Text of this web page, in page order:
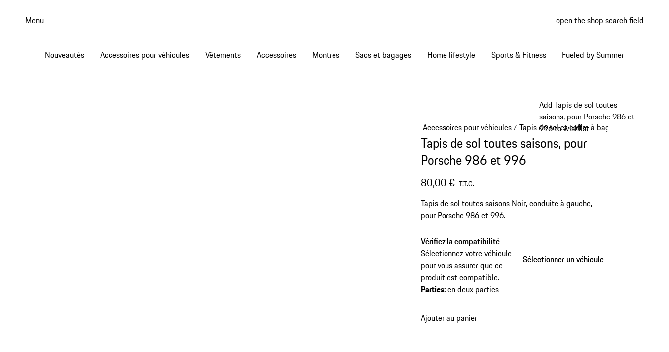
Menu open the shop search field
Nouveautés Accessoires pour véhicules Vêtements Accessoires Montres Sacs et bagages Home lifestyle Sports & Fitness Fueled by Summer
Add Tapis de sol toutes
saisons, pour Porsche 986 et
996 to wishlist
Accessoires pour véhicules/ Tapis de sol et coffre à bagages
Tapis de sol toutes saisons, pour
Porsche 986 et 996
80,00 € T.T.C.
Tapis de sol toutes saisons Noir, conduite à gauche,
pour Porsche 986 et 996.
Vérifiez la compatibilité
Sélectionnez votre véhicule
pour vous assurer que ce
produit est compatible.
Sélectionner un véhicule
Sélectionner un véhicule
Parties:en deux parties
Ajouter au panier